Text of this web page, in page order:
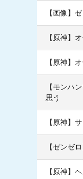
【画像】
【原神】
【原神】
【モンハ
思う
【原神】
【ゼンゼ
【原神】